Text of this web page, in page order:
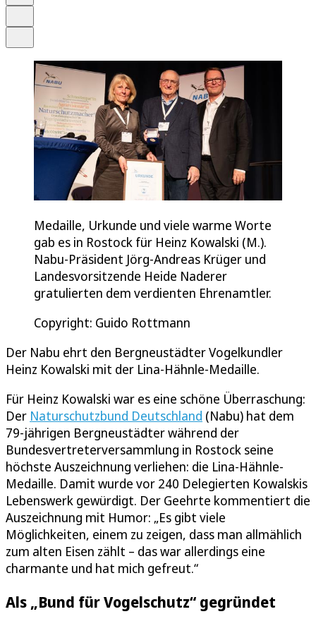
Medaille, Urkunde und viele warme Worte
gab es in Rostock für Heinz Kowalski (M.).
Nabu-Präsident Jörg-Andreas Krüger und
Landesvorsitzende Heide Naderer
gratulierten dem verdienten Ehrenamtler.
Copyright: Guido Rottmann
Der Nabu ehrt den Bergneustädter Vogelkundler
Heinz Kowalski mit der Lina-Hähnle-Medaille.
Für Heinz Kowalski war es eine schöne Überraschung:
Der Naturschutzbund Deutschland (Nabu) hat dem
79-jährigen Bergneustädter während der
Bundesvertreterversammlung in Rostock seine
höchste Auszeichnung verliehen: die Lina-Hähnle-
Medaille. Damit wurde vor 240 Delegierten Kowalskis
Lebenswerk gewürdigt. Der Geehrte kommentiert die
Auszeichnung mit Humor: „Es gibt viele
Möglichkeiten, einem zu zeigen, dass man allmählich
zum alten Eisen zählt – das war allerdings eine
charmante und hat mich gefreut.“
Als „Bund für Vogelschutz“ gegründet